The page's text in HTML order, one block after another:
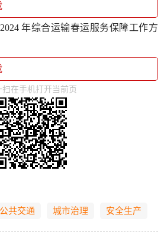
年综合运输春运服务保障工作方
扫在手机打开当前页
公共交通 城市治理 安全生产